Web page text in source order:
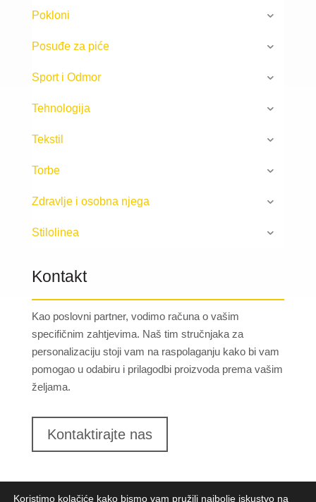
Pokloni
Posuđe za piće
Sport i Odmor
Tehnologija
Tekstil
Torbe
Zdravlje i osobna njega
Stilolinea
Kontakt
Kao poslovni partner, vodimo računa o vašim
specifičnim zahtjevima. Naš tim stručnjaka za
personalizaciju stoji vam na raspolaganju kako bi vam
pomogao u odabiru i prilagodbi proizvoda prema vašim
željama.
Kontaktirajte nas
Koristimo kolačiće kako bismo vam pružili najbolje iskustvo na